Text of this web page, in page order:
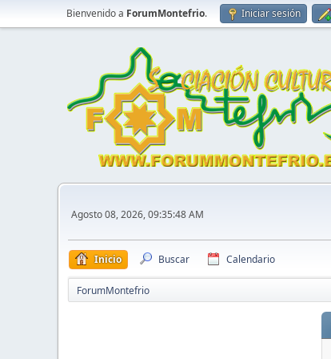
Bienvenido a ForumMontefrio. Iniciar sesión
Agosto 08, 2026, 09:35:48 AM
Inicio Buscar Calendario
ForumMontefrio